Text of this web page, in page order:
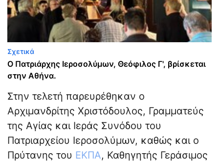
Σχετικά
Ο Πατριάρχης Ιεροσολύμων, Θεόφιλος Γ', βρίσκεται
στην Αθήνα.
Στην τελετή παρευρέθηκαν ο
Αρχιμανδρίτης Χριστόδουλος, Γραμματεύς
της Αγίας και Ιεράς Συνόδου του
Πατριαρχείου Ιεροσολύμων, καθώς και ο
Πρύτανης του ΕΚΠΑ, Καθηγητής Γεράσιμος